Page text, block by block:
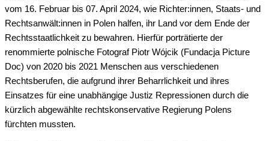
vom 16. Februar bis 07. April 2024, wie Richter:innen, Staats- und
Rechtsanwält:innen in Polen halfen, ihr Land vor dem Ende der
Rechtsstaatlichkeit zu bewahren. Hierfür porträtierte der
renommierte polnische Fotograf Piotr Wójcik (Fundacja Picture
Doc) von 2020 bis 2021 Menschen aus verschiedenen
Rechtsberufen, die aufgrund ihrer Beharrlichkeit und ihres
Einsatzes für eine unabhängige Justiz Repressionen durch die
kürzlich abgewählte rechtskonservative Regierung Polens
fürchten mussten.